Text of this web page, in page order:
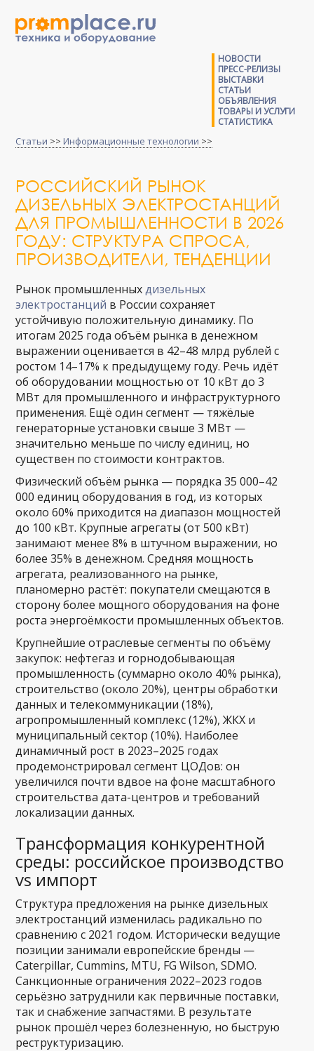
НОВОСТИ
ПРЕСС-РЕЛИЗЫ
ВЫСТАВКИ
СТАТЬИ
ОБЪЯВЛЕНИЯ
ТОВАРЫ И УСЛУГИ
СТАТИСТИКА
Статьи >> Информационные технологии >>
РОССИЙСКИЙ РЫНОК
ДИЗЕЛЬНЫХ ЭЛЕКТРОСТАНЦИЙ
ДЛЯ ПРОМЫШЛЕННОСТИ В 2026
ГОДУ: СТРУКТУРА СПРОСА,
ПРОИЗВОДИТЕЛИ, ТЕНДЕНЦИИ
Рынок промышленныхдизельных
электростанций в России сохраняет
устойчивую положительную динамику. По
итогам 2025 года объём рынка в денежном
выражении оценивается в 42–48 млрд рублей с
ростом 14–17% к предыдущему году. Речь идёт
об оборудовании мощностью от 10 кВт до 3
МВт для промышленного и инфраструктурного
применения. Ещё один сегмент — тяжёлые
генераторные установки свыше 3 МВт —
значительно меньше по числу единиц, но
существен по стоимости контрактов.
Физический объём рынка — порядка 35 000–42
000 единиц оборудования в год, из которых
около 60% приходится на диапазон мощностей
до 100 кВт. Крупные агрегаты (от 500 кВт)
занимают менее 8% в штучном выражении, но
более 35% в денежном. Средняя мощность
агрегата, реализованного на рынке,
планомерно растёт: покупатели смещаются в
сторону более мощного оборудования на фоне
роста энергоёмкости промышленных объектов.
Крупнейшие отраслевые сегменты по объёму
закупок: нефтегаз и горнодобывающая
промышленность (суммарно около 40% рынка),
строительство (около 20%), центры обработки
данных и телекоммуникации (18%),
агропромышленный комплекс (12%), ЖКХ и
муниципальный сектор (10%). Наиболее
динамичный рост в 2023–2025 годах
продемонстрировал сегмент ЦОДов: он
увеличился почти вдвое на фоне масштабного
строительства дата-центров и требований
локализации данных.
Трансформация конкурентной
среды: российское производство
vs импорт
Структура предложения на рынке дизельных
электростанций изменилась радикально по
сравнению с 2021 годом. Исторически ведущие
позиции занимали европейские бренды —
Caterpillar, Cummins, MTU, FG Wilson, SDMO.
Санкционные ограничения 2022–2023 годов
серьёзно затруднили как первичные поставки,
так и снабжение запчастями. В результате
рынок прошёл через болезненную, но быструю
реструктуризацию.